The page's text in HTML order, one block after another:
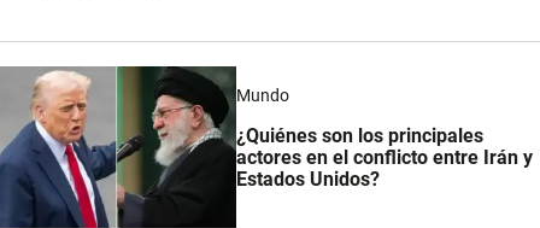
Mundo
¿Quiénes son los principales
actores en el conflicto entre Irán y
Estados Unidos?